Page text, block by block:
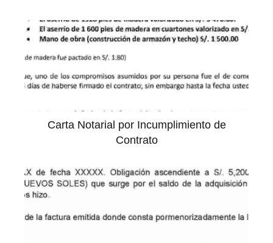
Carta Notarial por Incumplimiento de
Contrato